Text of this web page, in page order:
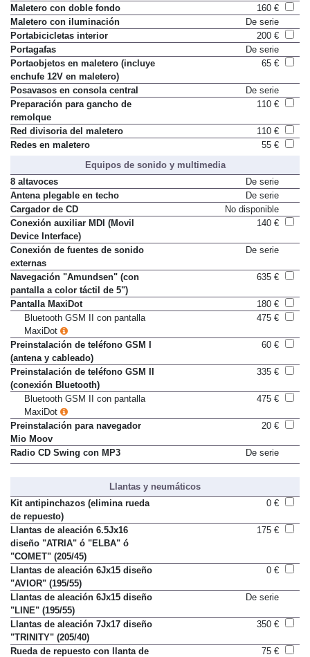
Maletero con doble fondo
160 €
Maletero con iluminación
De serie
Portabicicletas interior
200 €
Portagafas
De serie
Portaobjetos en maletero (incluye
enchufe 12V en maletero)
65 €
Posavasos en consola central
De serie
Preparación para gancho de
remolque
110 €
Red divisoria del maletero
110 €
Redes en maletero
55 €
Equipos de sonido y multimedia
8 altavoces
De serie
Antena plegable en techo
De serie
Cargador de CD
No disponible
Conexión auxiliar MDI (Movil
Device Interface)
140 €
Conexión de fuentes de sonido
externas
De serie
Navegación "Amundsen" (con
pantalla a color táctil de 5")
635 €
Pantalla MaxiDot
180 €
Bluetooth GSM II con pantalla
MaxiDot
475 €
Preinstalación de teléfono GSM I
(antena y cableado)
60 €
Preinstalación de teléfono GSM II
(conexión Bluetooth)
335 €
Bluetooth GSM II con pantalla
MaxiDot
475 €
Preinstalación para navegador
Mio Moov
20 €
Radio CD Swing con MP3 De serie
Llantas y neumáticos
Kit antipinchazos (elimina rueda
de repuesto)
0 €
Llantas de aleación 6.5Jx16
diseño "ATRIA" ó "ELBA" ó
"COMET" (205/45)
175 €
Llantas de aleación 6Jx15 diseño
"AVIOR" (195/55)
0 €
Llantas de aleación 6Jx15 diseño
"LINE" (195/55)
De serie
Llantas de aleación 7Jx17 diseño
"TRINITY" (205/40)
350 €
Rueda de repuesto con llanta de
75 €